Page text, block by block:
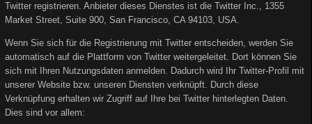
Twitter registrieren. Anbieter dieses Dienstes ist die Twitter Inc., 1355
Market Street, Suite 900, San Francisco, CA 94103, USA.
Wenn Sie sich für die Registrierung mit Twitter entscheiden, werden Sie
automatisch auf die Plattform von Twitter weitergeleitet. Dort können Sie
sich mit Ihren Nutzungsdaten anmelden. Dadurch wird Ihr Twitter-Profil mit
unserer Website bzw. unseren Diensten verknüpft. Durch diese
Verknüpfung erhalten wir Zugriff auf Ihre bei Twitter hinterlegten Daten.
Dies sind vor allem: